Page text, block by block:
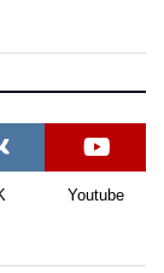
Youtube